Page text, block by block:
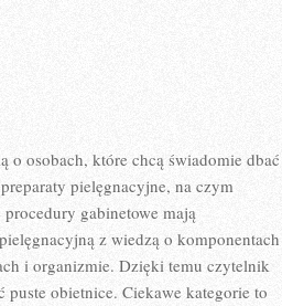
o osobach, które chcą świadomie dbać
pielęgnacyjne, na czym
gabinetowe mają
z wiedzą o komponentach
i organizmie. Dzięki temu czytelnik
obietnice. Ciekawe kategorie to